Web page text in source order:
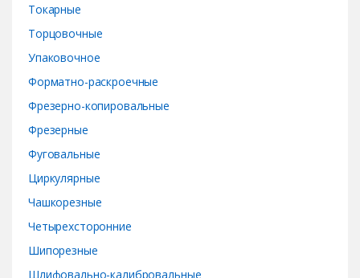
Токарные
Торцовочные
Упаковочное
Форматно-раскроечные
Фрезерно-копировальные
Фрезерные
Фуговальные
Циркулярные
Чашкорезные
Четырехсторонние
Шипорезные
Шлифовально-калибровальные